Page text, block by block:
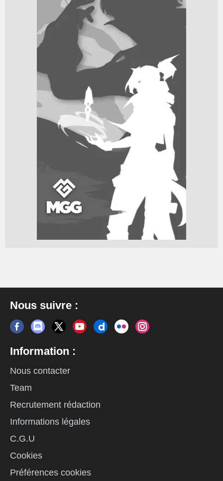
Nous suivre :
Information :
Nous contacter
Team
Recrutement rédaction
Informations légales
C.G.U
Cookies
Préférences cookies